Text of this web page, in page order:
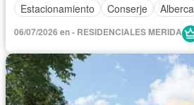
Estacionamiento
Conserje Alberca
06/07/2026 en - RESIDENCIALES MERIDA